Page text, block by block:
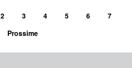
2 3 4 5 6
7
Prossime